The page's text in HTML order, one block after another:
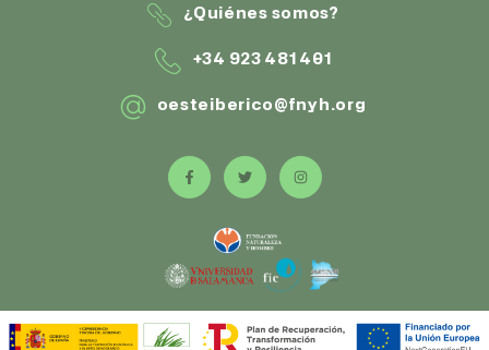
¿Quiénes somos?
+34 923 481 401
oesteiberico@fnyh.org